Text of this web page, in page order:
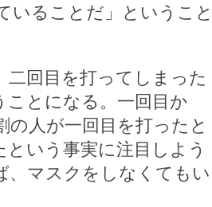
いることだ」ということ
回目を打ってしまった
ことになる。一回目か
人が一回目を打ったと
いう事実に注目しよう
、マスクをしなくてもい